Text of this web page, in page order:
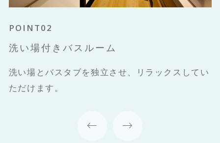
POINT01
都シティオリジナルベッド
シモンズ社と共同開発した都シティオリジナルベ
ッドをご用意しています。
POINT02
洗い場付きバスルーム
洗い場とバスタブを独立させ、リラックスしてい
ただけます。
POINT03
全室ベランダ付き
自然光が入るだけでなく、自然な風も感じてくだ
さい。